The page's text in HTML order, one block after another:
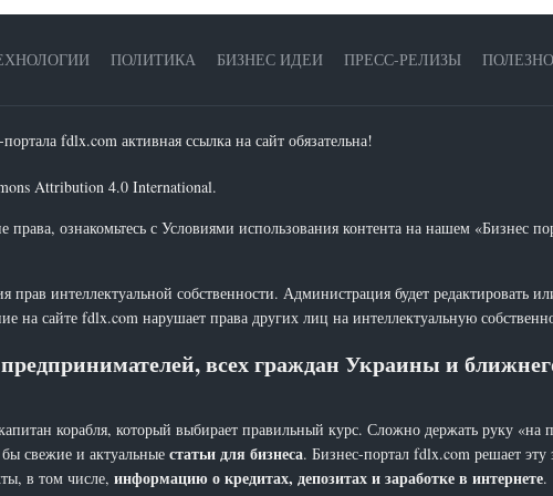
ПОЛИТИКА БИЗНЕС ИДЕИ ПРЕСС-РЕЛИЗЫ ПОЛЕЗНО
fdlx.com активная ссылка на сайт обязательна!
Attribution 4.0 International.
ознакомьтесь с Условиями использования контента на нашем «Бизнес
интеллектуальной собственности. Администрация будет редактировать
на сайте fdlx.com нарушает права других лиц на интеллектуальную
всех граждан Украины и
корабля, который выбирает правильный курс. Сложно держать руку «на
свежие и актуальные статьи для бизнеса. Бизнес-портал fdlx.com решает эту
в том числе, информацию о кредитах, депозитах и заработке в интернете.